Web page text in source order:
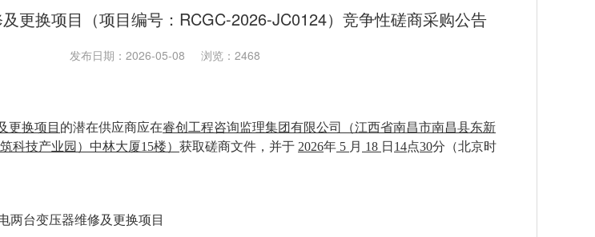
更换项目（项目编号：RCGC-2026-JC0124）竞争性磋商采购公告
发布日期：2026-05-08 浏览：2468
更换项目 的潜在供应商应在睿创工程咨询监理集团有限公司（江西省南昌市南昌县东新
科技产业园）中林大厦15楼） 获取磋商文件，并于 2026年 5 月 18 日 14点30分 （北京时
两台变压器维修及更换项目